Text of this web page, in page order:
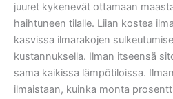
juuret kykenevät ottamaan
haihtuneen tilalle. Liian kostea
kasvissa ilmarakojen
kustannuksella. Ilman itseensä
sama kaikissa lämpötiloissa.
ilmaistaan, kuinka monta